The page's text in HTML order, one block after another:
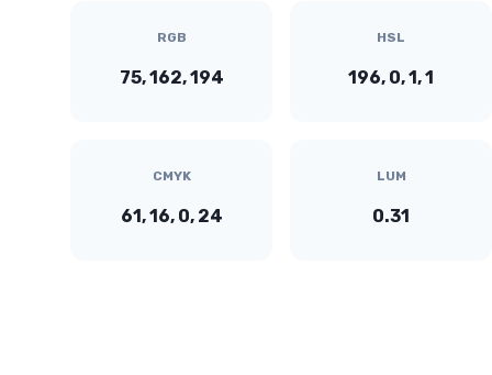
RGB
75, 162, 194
HSL
196, 0, 1, 1
CMYK
61, 16, 0, 24
LUM
0.31